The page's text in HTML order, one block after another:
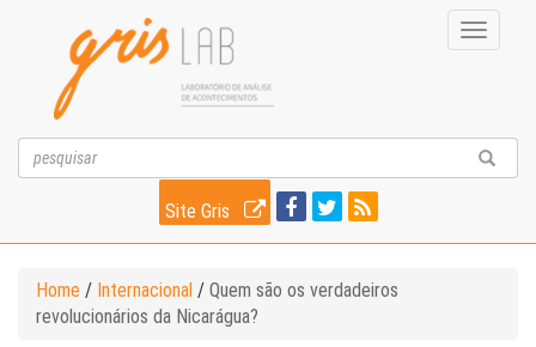
Toggle
Site Gris
Home / Internacional / Quem são os verdadeiros
revolucionários da Nicarágua?